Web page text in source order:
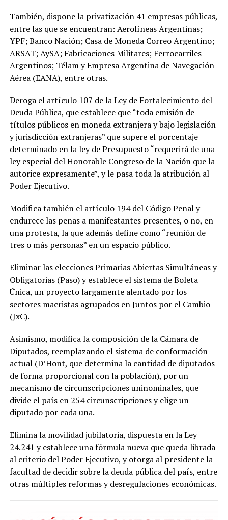
También, dispone la privatización 41 empresas públicas,
entre las que se encuentran: Aerolíneas Argentinas;
YPF; Banco Nación; Casa de Moneda Correo Argentino;
ARSAT; AySA; Fabricaciones Militares; Ferrocarriles
Argentinos; Télam y Empresa Argentina de Navegación
Aérea (EANA), entre otras.
Deroga el artículo 107 de la Ley de Fortalecimiento del
Deuda Pública, que establece que “toda emisión de
títulos públicos en moneda extranjera y bajo legislación
y jurisdicción extranjeras” que supere el porcentaje
determinado en la ley de Presupuesto “requerirá de una
ley especial del Honorable Congreso de la Nación que la
autorice expresamente”, y le pasa toda la atribución al
Poder Ejecutivo.
Modifica también el artículo 194 del Código Penal y
endurece las penas a manifestantes presentes, o no, en
una protesta, la que además define como “reunión de
tres o más personas” en un espacio público.
Eliminar las elecciones Primarias Abiertas Simultáneas y
Obligatorias (Paso) y establece el sistema de Boleta
Única, un proyecto largamente alentado por los
sectores macristas agrupados en Juntos por el Cambio
(JxC).
Asimismo, modifica la composición de la Cámara de
Diputados, reemplazando el sistema de conformación
actual (D’Hont, que determina la cantidad de diputados
de forma proporcional con la población), por un
mecanismo de circunscripciones uninominales, que
divide el país en 254 circunscripciones y elige un
diputado por cada una.
Elimina la movilidad jubilatoria, dispuesta en la Ley
24.241 y establece una fórmula nueva que queda librada
al criterio del Poder Ejecutivo, y otorga al presidente la
facultad de decidir sobre la deuda pública del país, entre
otras múltiples reformas y desregulaciones económicas.